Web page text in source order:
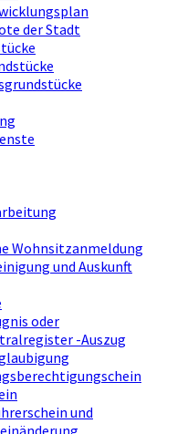
der Stadt
Wohnsitzanmeldung
und Auskunft
oder
-Auszug
und